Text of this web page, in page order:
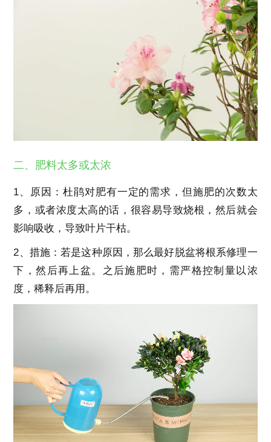
二、肥料太多或太浓
1、原因：杜鹃对肥有一定的需求，但施肥的次数太
多，或者浓度太高的话，很容易导致烧根，然后就会
影响吸收，导致叶片干枯。
2、措施：若是这种原因，那么最好脱盆将根系修理一
下，然后再上盆。之后施肥时，需严格控制量以浓
度，稀释后再用。